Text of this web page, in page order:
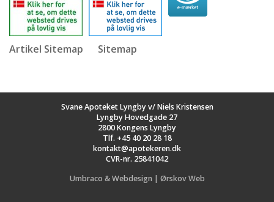
Artikel Sitemap Sitemap
Svane Apoteket Lyngby v/ Niels Kristensen
Lyngby Hovedgade 27
2800 Kongens Lyngby
Tlf. +45 40 20 28 18
kontakt@apotekeren.dk
CVR-nr. 25841042
Umbraco & Webdesign | Ørskov Web